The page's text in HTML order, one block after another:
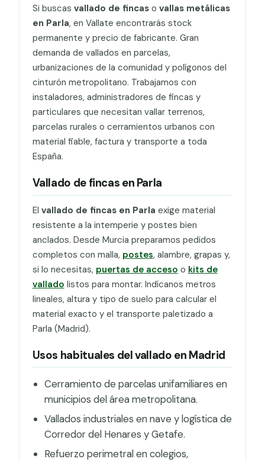
Si buscas vallado de fincaso vallas metálicas
en Parla, en Vallate encontrarás stock
permanente y precio de fabricante. Gran
demanda de vallados en parcelas,
urbanizaciones de la comunidad y polígonos del
cinturón metropolitano. Trabajamos con
instaladores, administradores de fincas y
particulares que necesitan vallar terrenos,
parcelas rurales o cerramientos urbanos con
material fiable, factura y transporte a toda
España.
Vallado de fincas en Parla
El vallado de fincas en Parla exige material
resistente a la intemperie y postes bien
anclados. Desde Murcia preparamos pedidos
completos con malla, postes, alambre, grapas y,
si lo necesitas, puertas de acceso o kits de
vallado listos para montar. Indícanos metros
lineales, altura y tipo de suelo para calcular el
material exacto y el transporte paletizado a
Parla (Madrid).
Usos habituales del vallado en Madrid
Cerramiento de parcelas unifamiliares en
municipios del área metropolitana.
Vallados industriales en nave y logística de
Corredor del Henares y Getafe.
Refuerzo perimetral en colegios,